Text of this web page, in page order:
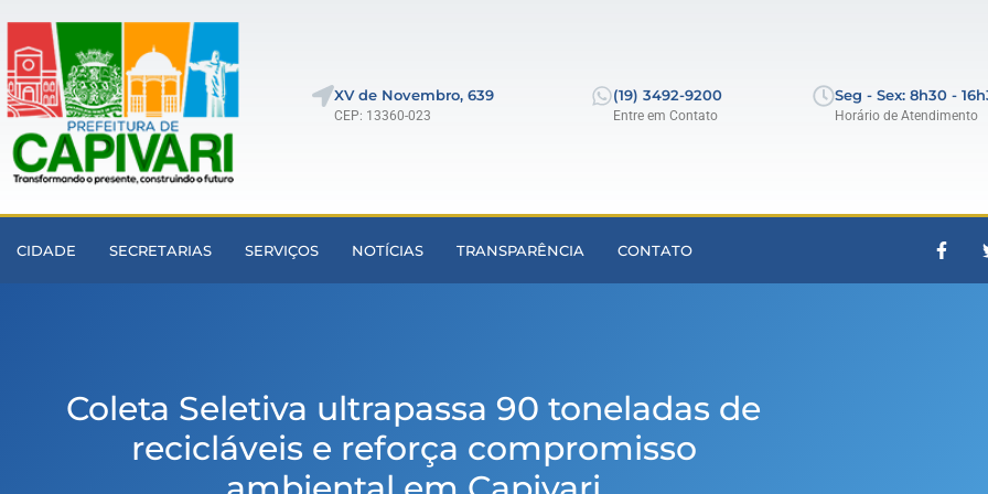
XV de Novembro, 639
CEP: 13360-023
(19) 3492-9200
Entre em Contato
Seg - Sex: 8h30 -
Horário de Atendimento
CIDADE SECRETARIAS SERVIÇOS NOTÍCIAS TRANSPARÊNCIA CONTATO
Coleta Seletiva ultrapassa 90 toneladas de
recicláveis e reforça compromisso